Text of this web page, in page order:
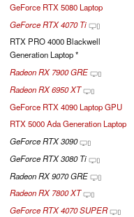
GeForce RTX 5080 Laptop
GeForce RTX 4070 Ti
RTX PRO 4000 Blackwell
Generation Laptop *
Radeon RX 7900 GRE
Radeon RX 6950 XT
GeForce RTX 4090 Laptop GPU
RTX 5000 Ada Generation Laptop
GeForce RTX 3090
GeForce RTX 3080 Ti
Radeon RX 9070 GRE
Radeon RX 7800 XT
GeForce RTX 4070 SUPER